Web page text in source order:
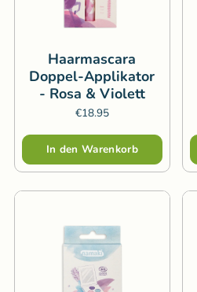
Haarmascara
Doppel-Applikator
- Rosa & Violett
€18.95
Menge
In den Warenkorb